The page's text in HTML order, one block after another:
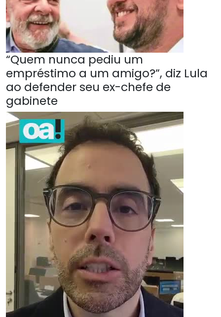
“Quem nunca pediu um
empréstimo a um amigo?”, diz Lula
ao defender seu ex-chefe de
gabinete